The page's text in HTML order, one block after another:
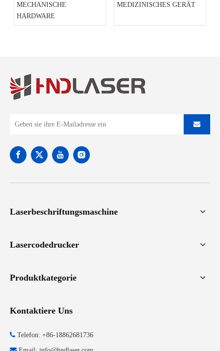
MECHANISCHE
HARDWARE
MEDIZINISCHES GERÄT
Laserbeschriftungsmaschine
Lasercodedrucker
Produktkategorie
Kontaktiere Uns
 Telefon: +86-18862681736